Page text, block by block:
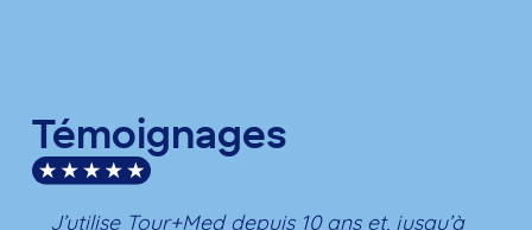
Témoignages
J’utilise Tour+Med depuis 10 ans et, jusqu’à